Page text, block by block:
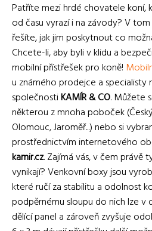
Patříte mezi hrdé chovatele koní,
od času vyrazí i na závody? V
řešíte, jak jim poskytnout co
Chcete-li, aby byli v klidu a
mobilní přístřešek pro koně!
u známého prodejce a
společnostiKAMÍR & CO. Můžete
některou z mnoha poboček
Olomouc, Jaroměř...) nebo si
prostřednictvím internetového
kamir.cz. Zajímá vás, v čem právě
vynikají? Venkovní boxy jsou
které ručí za stabilitu a odolnost
podpěrnému sloupu do nich lze
dělící panel a zároveň zvyšuje